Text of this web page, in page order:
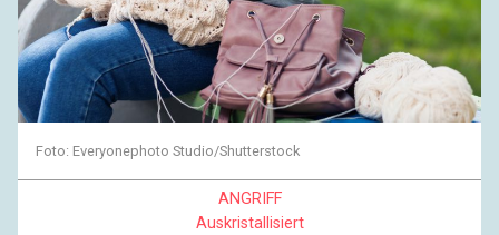
Foto: Everyonephoto Studio/Shutterstock
ANGRIFF
Auskristallisiert